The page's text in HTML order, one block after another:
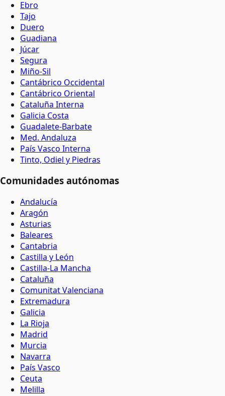
Ebro
Tajo
Duero
Guadiana
Júcar
Segura
Miño-Sil
Cantábrico Occidental
Cantábrico Oriental
Cataluña Interna
Galicia Costa
Guadalete-Barbate
Med. Andaluza
País Vasco Interna
Tinto, Odiel y Piedras
Comunidades autónomas
Andalucía
Aragón
Asturias
Baleares
Cantabria
Castilla y León
Castilla-La Mancha
Cataluña
Comunitat Valenciana
Extremadura
Galicia
La Rioja
Madrid
Murcia
Navarra
País Vasco
Ceuta
Melilla